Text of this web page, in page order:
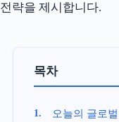
전략을 제시합니다.
목차
오늘의 글로